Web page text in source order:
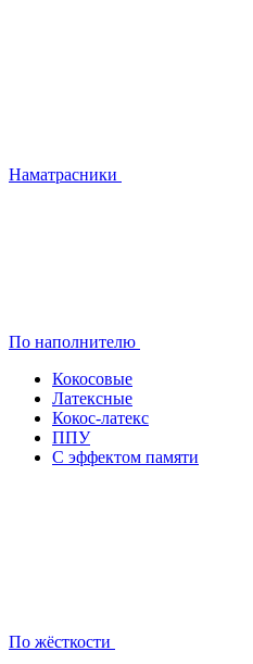
Наматрасники
По наполнителю
Кокосовые
Латексные
Кокос-латекс
ППУ
С эффектом памяти
По жёсткости